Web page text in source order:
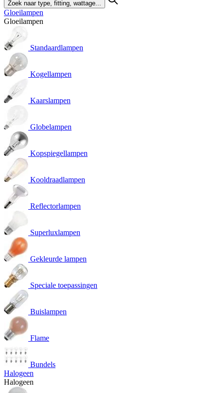
Gloeilampen
Gloeilampen
Standaardlampen
Kogellampen
Kaarslampen
Globelampen
Kopspiegellampen
Kooldraadlampen
Reflectorlampen
Superluxlampen
Gekleurde lampen
Speciale toepassingen
Buislampen
Flame
Bundels
Halogeen
Halogeen